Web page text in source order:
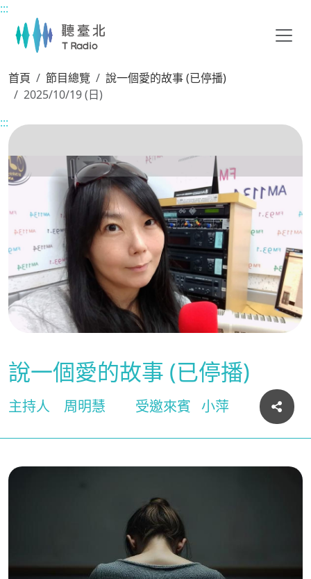
主要內容區塊
:::
首頁 節目總覽
說一個愛的故事 (已停播)
2025/10/19 (日)
:::
說一個愛的故事 (已停播)
主持人 周明慧 受邀來賓 小萍